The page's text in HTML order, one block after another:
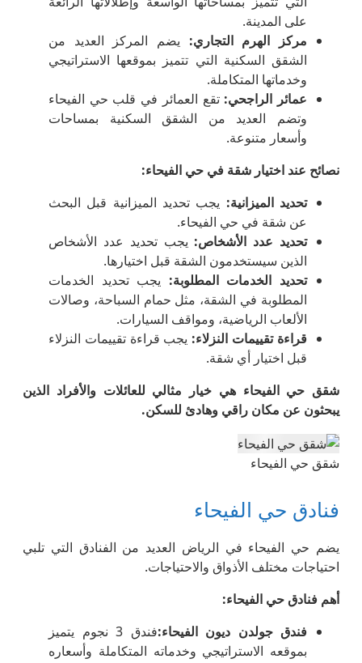
على المدينة.
مركز الهرم التجاري: يضم المركز العديد من
الشقق السكنية التي تتميز بموقعها الاستراتيجي
وخدماتها المتكاملة.
عمائر الراجحي: تقع العمائر في قلب حي الفيحاء
وتضم العديد من الشقق السكنية بمساحات
وأسعار متنوعة.
نصائح عند اختيار شقة في حي الفيحاء:
تحديد الميزانية: يجب تحديد الميزانية قبل البحث
عن شقة في حي الفيحاء.
تحديد عدد الأشخاص: يجب تحديد عدد الأشخاص
الذين سيستخدمون الشقة قبل اختيارها.
تحديد الخدمات المطلوبة: يجب تحديد الخدمات
المطلوبة في الشقة، مثل حمام السباحة، وصالات
الألعاب الرياضية، ومواقف السيارات.
قراءة تقييمات النزلاء: يجب قراءة تقييمات النزلاء
قبل اختيار أي شقة.
شقق حي الفيحاء هي خيار مثالي للعائلات والأفراد الذين
يبحثون عن مكان راقي وهادئ للسكن.
شقق حي الفيحاء
فنادق حي الفيحاء
يضم حي الفيحاء في الرياض العديد من الفنادق التي تلبي
احتياجات مختلف الأذواق والاحتياجات.
أهم فنادق حي الفيحاء:
فندق جولدن ديون الفيحاء:
فندق 3 نجوم يتميز
بموقعه الاستراتيجي وخدماته المتكاملة وأسعاره